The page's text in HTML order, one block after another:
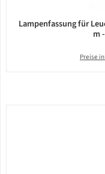
Lampenfassung für
m
Preise